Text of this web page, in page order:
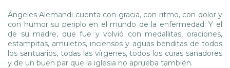
Ángeles Alemandi cuenta con gracia, con ritmo, con dolor y
con humor su periplo en el mundo de la enfermedad. Y el
de su madre, que fue y volvió con medallitas, oraciones,
estampitas, amuletos, inciensos y aguas benditas de todos
los santuarios, todas las vírgenes, todos los curas sanadores
y de un buen par que la iglesia no aprueba también.